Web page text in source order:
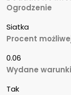
Ogrodzenie
Siatka
Procent
0.06
Wydane
Tak